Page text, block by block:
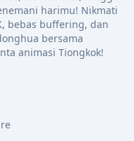
harimu! Nikmati
bebas buffering, dan
bersama
animasi Tiongkok!